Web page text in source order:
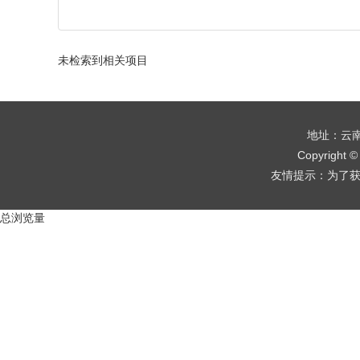
未检索到相关项目
地址：云
Copyright ©
友情提示：为了
总浏览量